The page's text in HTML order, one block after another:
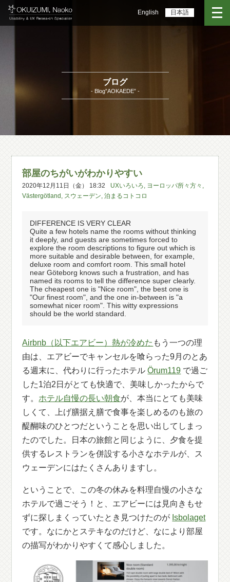
English 日本語
ブログ
- Blog”AOKAEDE” -
部屋のちがいがわかりやすい
2020年12月11日（金） 18:32 UXいろいろ, ヨーロッパ所々方々 ,
Västergötland , スウェーデン,泊まるコトコロ
DIFFERENCE IS VERY CLEAR
Quite a few hotels name the rooms without thinking
it deeply, and guests are sometimes forced to
explore the room descriptions to figure out which is
more suitable and desirable between, for example,
deluxe room and comfort room. This small hotel
near Göteborg knows such a frustration, and has
named its rooms to tell the difference super clearly.
The cheapest one is "Nice room", the best one is
"Our finest room", and the one in-between is "a
somewhat nicer room". This witty expressions
should be the world standard.
Airbnb（以下エアビー）熱が冷めた もう一つの理
由は、エアビーでキャンセルを喰らった9月のとあ
る週末に、代わりに行ったホテルÖrum119 で過ご
した1泊2日がとても快適で、美味しかったからで
す。 ホテル自慢の長い朝食が、本当にとても美味
しくて、上げ膳据え膳で食事を楽しめるのも旅の
醍醐味のひとつだということを思い出してしまっ
たのでした。日本の旅館と同じように、夕食を提
供するレストランを併設する小さなホテルが、ス
ウェーデンにはたくさんありますし。
ということで、この冬の休みを料理自慢の小さな
ホテルで過ごそう！と、エアビーには見向きもせ
ずに探しまくっていたとき見つけたのが Isbolaget
です。なにかとステキなのだけど、なにより部屋
の描写がわかりやすくて感心しました。